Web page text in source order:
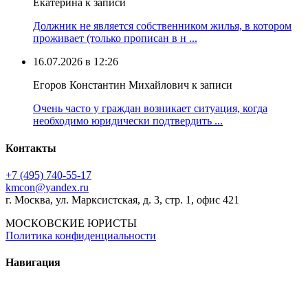
Екатерина к записи
Должник не является собственником жилья, в котором
проживает (только прописан в н ...
16.07.2026 в 12:26
Егоров Константин Михайлович к записи
Очень часто у граждан возникает ситуация, когда
необходимо юридически подтвердить ...
Контакты
+7 (495) 740‑55‑17
kmcon@yandex.ru
г. Москва, ул. Марксистская, д. 3, стр. 1, офис 421
МОСКОВСКИЕ ЮРИСТЫ
Политика конфиденциальности
Навигация